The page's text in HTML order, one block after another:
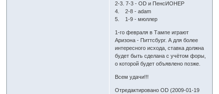
2-3. 7-3 - OD и ПенсИОНЕР
4. 2-8 - adam
5. 1-9 - мюллер
1-го февраля в Тампе играют
Аризона - Питтсбург. А для более
интересного исхода, ставка должна
будет быть сделана с учётом форы,
о которой будет объявлено позже.
Всем удачи!!!
Отредактировано OD (2009-01-19